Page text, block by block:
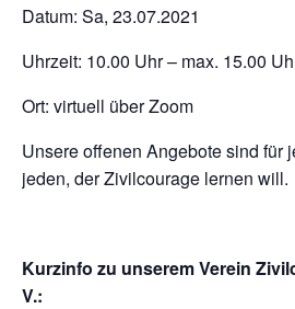
Datum: Sa, 23.07.2021
Uhrzeit: 10.00 Uhr – max. 15.00
Ort: virtuell über Zoom
Unsere offenen Angebote sind für
jeden, der Zivilcourage lernen will.
Kurzinfo zu unserem Verein
V.: